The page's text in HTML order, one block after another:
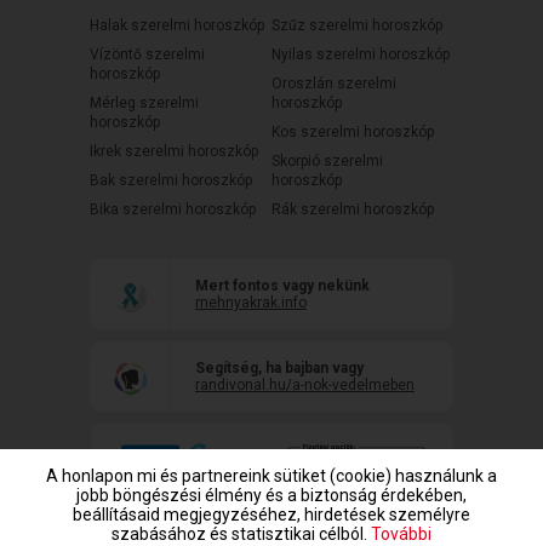
Halak szerelmi horoszkóp
Vízöntő szerelmi
horoszkóp
Mérleg szerelmi
horoszkóp
Ikrek szerelmi horoszkóp
Bak szerelmi horoszkóp
Bika szerelmi horoszkóp
Szűz szerelmi horoszkóp
Nyilas szerelmi horoszkóp
Oroszlán szerelmi
horoszkóp
Kos szerelmi horoszkóp
Skorpió szerelmi
horoszkóp
Rák szerelmi horoszkóp
Mert fontos vagy nekünk
mehnyakrak.info
Segítség, ha bajban vagy
randivonal.hu/a-nok-vedelmeben
A honlapon mi és partnereink sütiket (cookie) használunk a
jobb böngészési élmény és a biztonság érdekében,
beállításaid megjegyzéséhez, hirdetések személyre
szabásához és statisztikai célból. További